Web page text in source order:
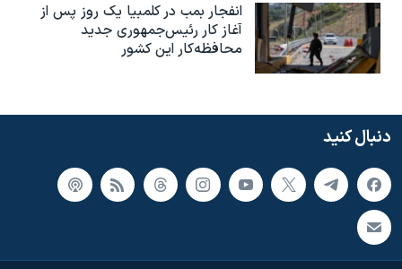
انفجار بمب‌‌ در کلمبیا یک روز پس از
آغاز کار رئیس‌جمهوری جدید
محافظه‌کار این کشور
دنبال کنید